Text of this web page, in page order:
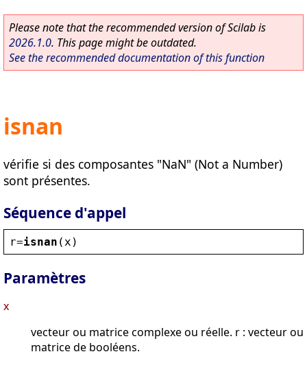
Please note that the recommended version of Scilab is
2026.1.0. This page might be outdated.
See the recommended documentation of this function
isnan
vérifie si des composantes "NaN" (Not a Number)
sont présentes.
Séquence d'appel
r=isnan ( x )
Paramètres
x
vecteur ou matrice complexe ou réelle. r : vecteur ou
matrice de booléens.